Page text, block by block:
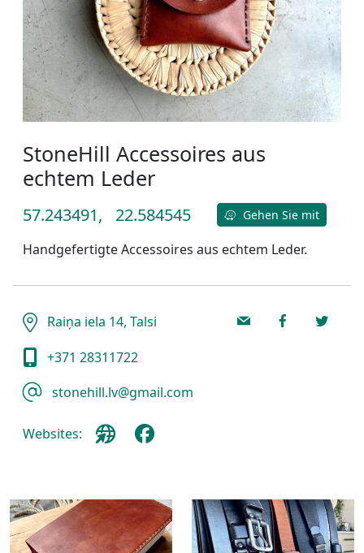
StoneHill Accessoires aus
echtem Leder
57.243491, 22.584545 Gehen Sie mit
Handgefertigte Accessoires aus echtem Leder.
Raiņa iela 14, Talsi
+371 28311722
stonehill.lv@gmail.com
Websites: